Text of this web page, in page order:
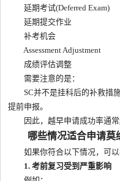
延期考试(Deferred Exam)
延期提交作业
补考机会
Assessment Adjustment
成绩评估调整
需要注意的是：
SC并不是挂科后的补救措施
提前申报。
因此，越早申请成功率通常
哪些情况适合申请莫
如果你符合以下情况，可以
1. 考前复习受到严重影响